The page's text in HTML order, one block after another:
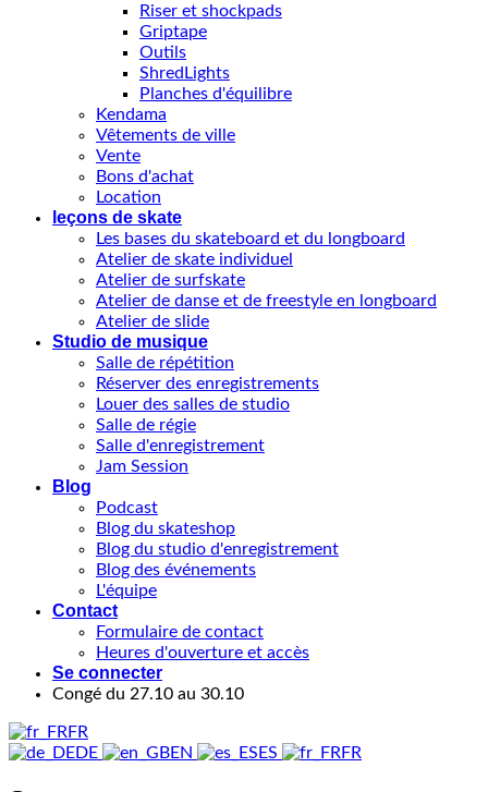
Riser et shockpads
Griptape
Outils
ShredLights
Planches d'équilibre
Kendama
Vêtements de ville
Vente
Bons d'achat
Location
leçons de skate
Les bases du skateboard et du longboard
Atelier de skate individuel
Atelier de surfskate
Atelier de danse et de freestyle en longboard
Atelier de slide
Studio de musique
Salle de répétition
Réserver des enregistrements
Louer des salles de studio
Salle de régie
Salle d'enregistrement
Jam Session
Blog
Podcast
Blog du skateshop
Blog du studio d'enregistrement
Blog des événements
L'équipe
Contact
Formulaire de contact
Heures d'ouverture et accès
Se connecter
Congé du 27.10 au 30.10
FR
DE
EN ES FR